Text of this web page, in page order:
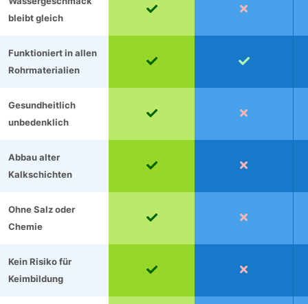
bleibt gleich
 
Funktioniert in allen
Rohrmaterialien
 
Gesundheitlich
unbedenklich
 
Abbau alter
Kalkschichten
 
Ohne Salz oder
Chemie
 
Kein Risiko für
Keimbildung
 